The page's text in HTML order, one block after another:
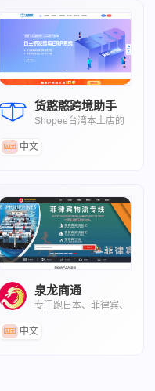
货憨憨跨境助手
Shopee台湾本土店的
中文
泉龙商通
专门跑日本、菲律宾、
境物流公司
中文